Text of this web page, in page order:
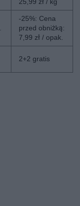
-25%: Cena
przed obniżką:
7,99 zł / opak.
2+2 gratis